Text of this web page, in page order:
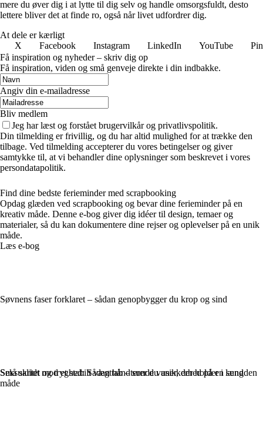
mere du øver dig i at lytte til dig selv og handle omsorgsfuldt, desto
lettere bliver det at finde ro, også når livet udfordrer dig.
At dele er kærligt
X
Facebook Instagram LinkedIn YouTube
Få inspiration og nyheder – skriv dig op
Få inspiration, viden og små genveje direkte i din indbakke.
Angiv din e-mailadresse
Bliv medlem
Jeg har læst og forstået brugervilkår og privatlivspolitik.
Din tilmelding er frivillig, og du har altid mulighed for at trække den
tilbage. Ved tilmelding accepterer du vores betingelser og giver
samtykke til, at vi behandler dine oplysninger som beskrevet i vores
persondatapolitik.
Find dine bedste ferieminder med scrapbooking
Opdag glæden ved scrapbooking og bevar dine ferieminder på en
kreativ måde. Denne e-bog giver dig idéer til design, temaer og
materialer, så du kan dokumentere dine rejser og oplevelser på en unik
måde.
Læs e-bog
Søvnens faser forklaret – sådan genopbygger du krop og sind
Seksualitet og tryghed: Sådan håndterer du usikkerhed på en sund
måde
Små skridt mod et stabilt vægttab – sunde vaner, der holder i længden